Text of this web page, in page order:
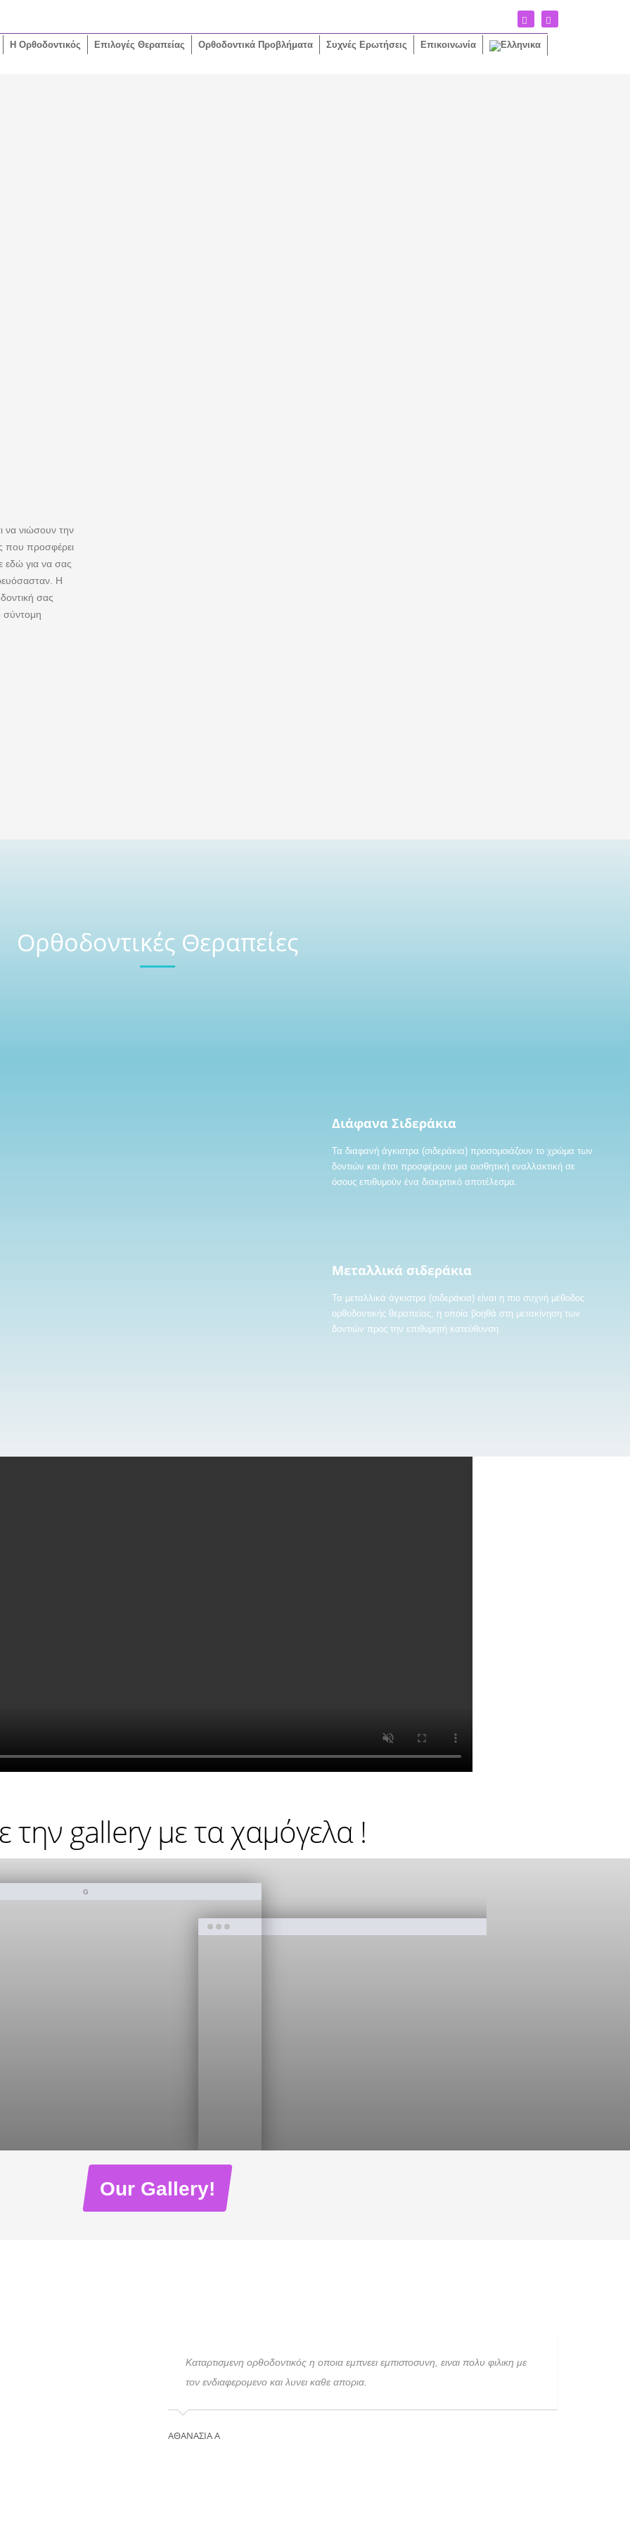
Η Ορθοδοντικός Επιλογές Θεραπείας Ορθοδοντικά Προβλήματα Συχνές Ερωτήσεις Επικοινωνία
να νιώσουν την
που προσφέρει
εδώ για να σας
Η
σας
σύντομη
Ορθοδοντικές Θεραπείες
Διάφανα Σιδεράκια
Τα διαφανή άγκιστρα (σιδεράκια) προσομοιάζουν το χρώμα των
δοντιών και έτσι προσφέρουν μια αισθητική εναλλακτική σε
όσους επιθυμούν ένα διακριτικό αποτέλεσμα.
Μεταλλικά σιδεράκια
Τα μεταλλικά άγκιστρα (σιδεράκια) είναι η πιο συχνή μέθοδος
ορθοδοντικής θεραπείας, η οποία βοηθά στη μετακίνηση των
δοντιών προς την επιθυμητή κατεύθυνση.
την gallery με τα χαμόγελα !
G
Our Gallery!
Καταρτισμενη ορθοδοντικός η οποια εμπνεει εμπιστοσυνη, ειναι πολυ φιλικη με
τον ενδιαφερομενο και λυνει καθε απορια.
ΑΘΑΝΑΣΙΑ Α